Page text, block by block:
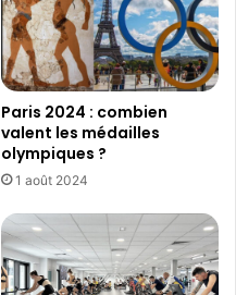
Paris 2024 : combien
valent les médailles
olympiques ?
1 août 2024